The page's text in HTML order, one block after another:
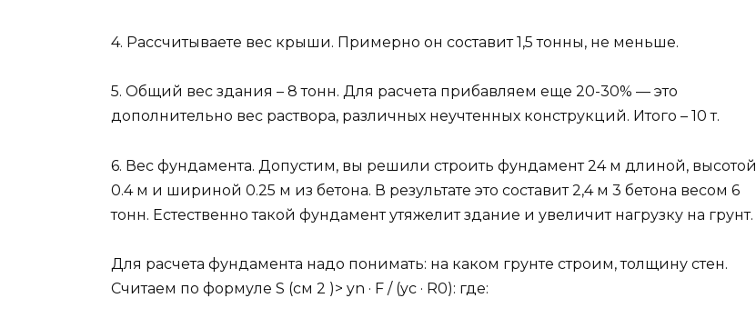
4. Рассчитываете вес крыши. Примерно он составит 1,5 тонны, не меньше.
5. Общий вес здания – 8 тонн. Для расчета прибавляем еще 20-30% — это
дополнительно вес раствора, различных неучтенных конструкций. Итого – 10 т.
6. Вес фундамента. Допустим, вы решили строить фундамент 24 м длиной, высотой
0.4 м и шириной 0.25 м из бетона. В результате это составит 2,4 м 3 бетона весом 6
тонн. Естественно такой фундамент утяжелит здание и увеличит нагрузку на грунт.
Для расчета фундамента надо понимать: на каком грунте строим, толщину стен.
Считаем по формуле S (см 2 )> yn · F / (yc · R0): где: